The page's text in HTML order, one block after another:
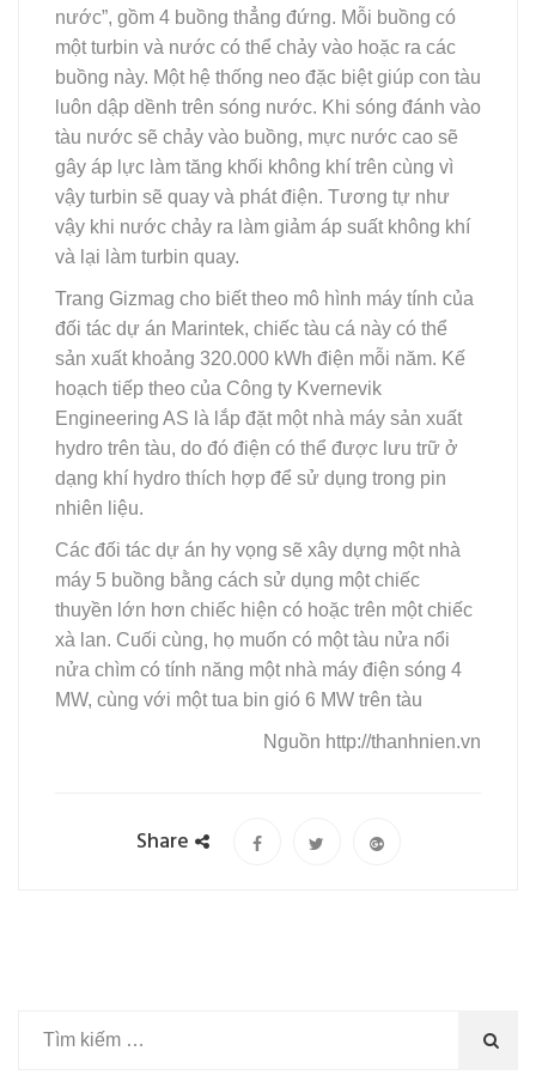
nước”, gồm 4 buồng thẳng đứng. Mỗi buồng có
một turbin và nước có thể chảy vào hoặc ra các
buồng này. Một hệ thống neo đặc biệt giúp con tàu
luôn dập dềnh trên sóng nước. Khi sóng đánh vào
tàu nước sẽ chảy vào buồng, mực nước cao sẽ
gây áp lực làm tăng khối không khí trên cùng vì
vậy turbin sẽ quay và phát điện. Tương tự như
vậy khi nước chảy ra làm giảm áp suất không khí
và lại làm turbin quay.
Trang Gizmag cho biết theo mô hình máy tính của
đối tác dự án Marintek, chiếc tàu cá này có thể
sản xuất khoảng 320.000 kWh điện mỗi năm. Kế
hoạch tiếp theo của Công ty Kvernevik
Engineering AS là lắp đặt một nhà máy sản xuất
hydro trên tàu, do đó điện có thể được lưu trữ ở
dạng khí hydro thích hợp để sử dụng trong pin
nhiên liệu.
Các đối tác dự án hy vọng sẽ xây dựng một nhà
máy 5 buồng bằng cách sử dụng một chiếc
thuyền lớn hơn chiếc hiện có hoặc trên một chiếc
xà lan. Cuối cùng, họ muốn có một tàu nửa nổi
nửa chìm có tính năng một nhà máy điện sóng 4
MW, cùng với một tua bin gió 6 MW trên tàu
Nguồn http://thanhnien.vn
Share